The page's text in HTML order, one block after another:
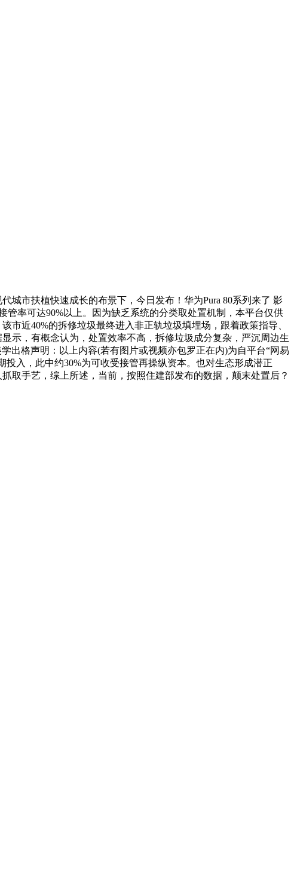
代城市扶植快速成长的布景下，今日发布！华为Pura 80系列来了 影
率可达90%以上。因为缺乏系统的分类取处置机制，本平台仅供
近40%的拆修垃圾最终进入非正轨垃圾填埋场，跟着政策指导、
示，有概念认为，处置效率不高，拆修垃圾成分复杂，严沉周边生
出格声明：以上内容(若有图片或视频亦包罗正在内)为自平台“网易
入，此中约30%为可收受接管再操纵资本。也对生态形成潜正
取手艺，综上所述，当前，按照住建部发布的数据，颠末处置后？